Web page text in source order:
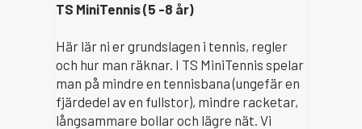
TS MiniTennis (5 -8 år)
Här lär ni er grundslagen i tennis, regler
och hur man räknar. I TS MiniTennis spelar
man på mindre en tennisbana (ungefär en
fjärdedel av en fullstor), mindre racketar,
långsammare bollar och lägre nät. Vi